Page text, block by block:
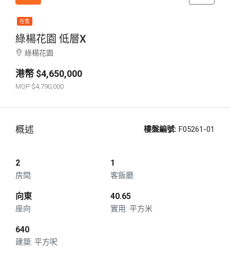
在售
綠楊花園 低層X
綠楊花園
$4,650,000
$4,790,000
概述 樓盤編號: F05261-01
2
房間
1
客飯廳
向東
座向
40.65
平方米
640
平方呎